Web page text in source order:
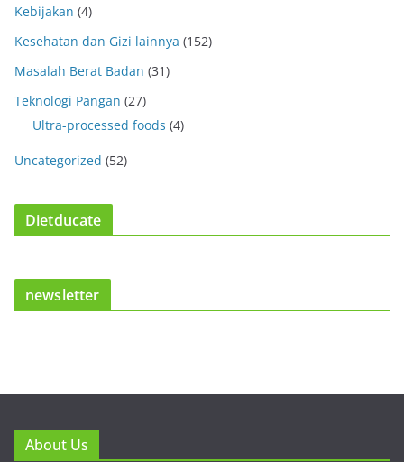
Kebijakan (4)
Kesehatan dan Gizi lainnya (152)
Masalah Berat Badan (31)
Teknologi Pangan (27)
Ultra-processed foods (4)
Uncategorized (52)
Dietducate
newsletter
About Us